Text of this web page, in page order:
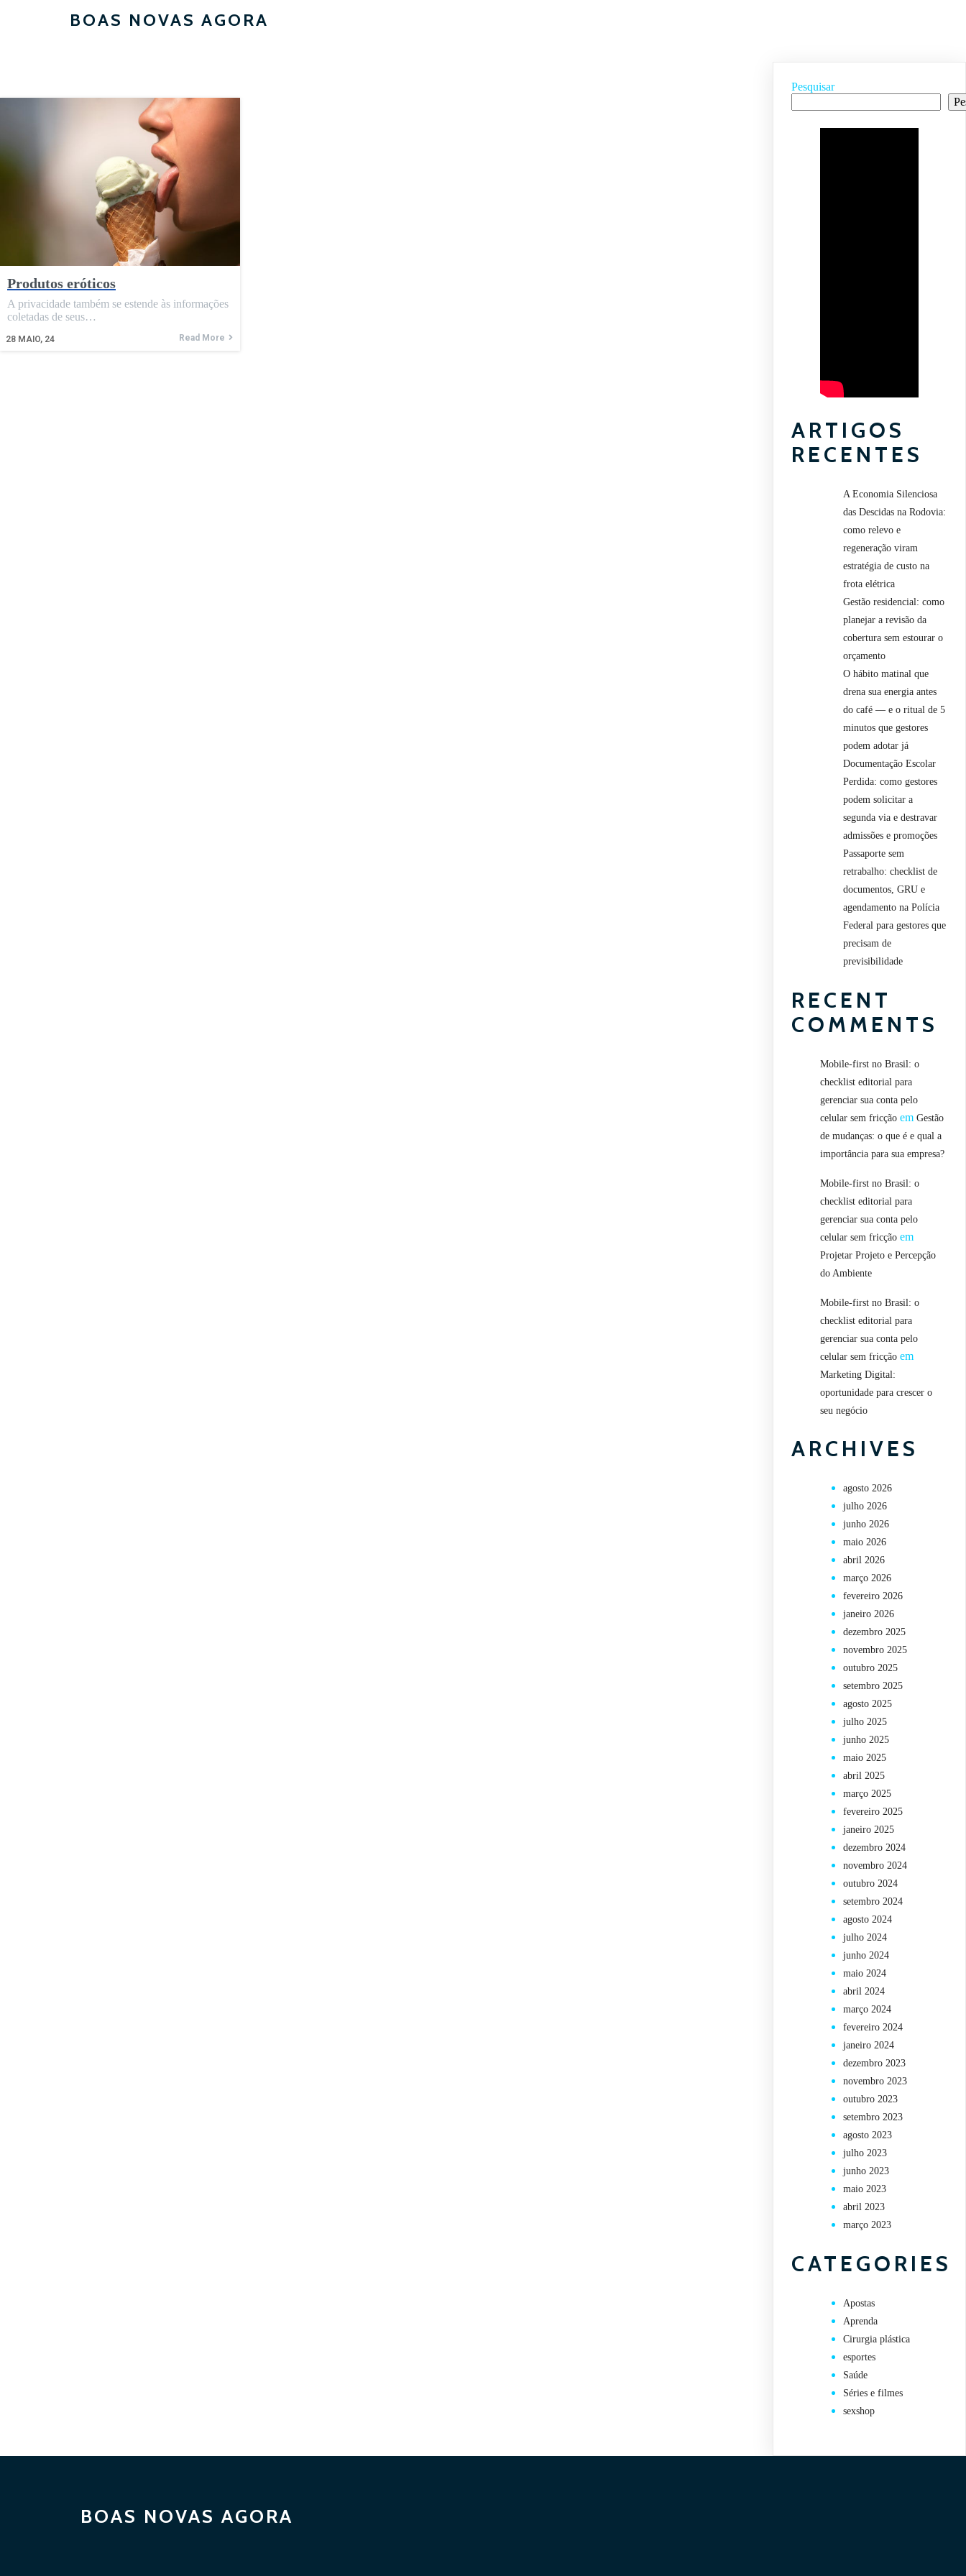
BOAS NOVAS AGORA
Produtos eróticos
28 MAIO, 24
A privacidade também se estende às informações
coletadas de seus…
Read More
Pesquisar
ARTIGOS
RECENTES
A Economia Silenciosa
das Descidas na Rodovia:
como relevo e
regeneração viram
estratégia de custo na
frota elétrica
Gestão residencial: como
planejar a revisão da
cobertura sem estourar o
orçamento
O hábito matinal que
drena sua energia antes
do café — e o ritual de 5
minutos que gestores
podem adotar já
Documentação Escolar
Perdida: como gestores
podem solicitar a
segunda via e destravar
admissões e promoções
Passaporte sem
retrabalho: checklist de
documentos, GRU e
agendamento na Polícia
Federal para gestores que
precisam de
previsibilidade
RECENT
COMMENTS
Mobile-first no Brasil: o
checklist editorial para
gerenciar sua conta pelo
celular sem fricção emGestão
de mudanças: o que é e qual a
importância para sua empresa?
Mobile-first no Brasil: o
checklist editorial para
gerenciar sua conta pelo
celular sem fricção em
Projetar Projeto e Percepção
do Ambiente
Mobile-first no Brasil: o
checklist editorial para
gerenciar sua conta pelo
celular sem fricção em
Marketing Digital:
oportunidade para crescer o
seu negócio
ARCHIVES
agosto 2026
julho 2026
junho 2026
maio 2026
abril 2026
março 2026
fevereiro 2026
janeiro 2026
dezembro 2025
novembro 2025
outubro 2025
setembro 2025
agosto 2025
julho 2025
junho 2025
maio 2025
abril 2025
março 2025
fevereiro 2025
janeiro 2025
dezembro 2024
novembro 2024
outubro 2024
setembro 2024
agosto 2024
julho 2024
junho 2024
maio 2024
abril 2024
março 2024
fevereiro 2024
janeiro 2024
dezembro 2023
novembro 2023
outubro 2023
setembro 2023
agosto 2023
julho 2023
junho 2023
maio 2023
abril 2023
março 2023
CATEGORIES
Apostas
Aprenda
Cirurgia plástica
esportes
Saúde
Séries e filmes
sexshop
BOAS NOVAS AGORA